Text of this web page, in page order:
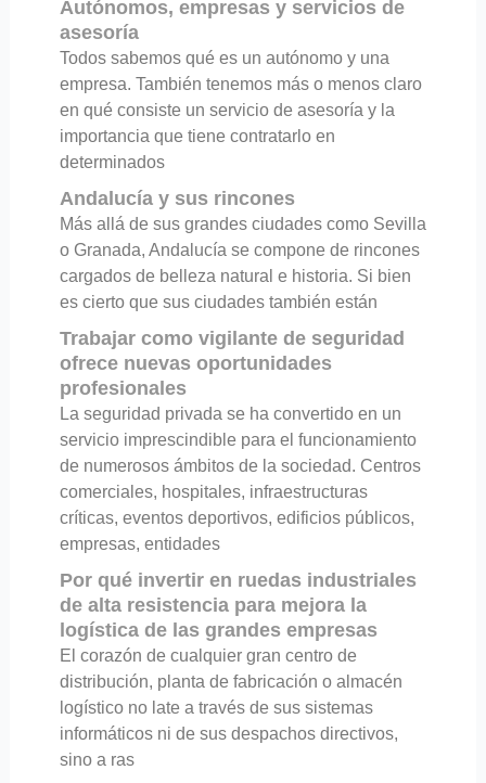
Autónomos, empresas y servicios de
asesoría
Todos sabemos qué es un autónomo y una
empresa. También tenemos más o menos claro
en qué consiste un servicio de asesoría y la
importancia que tiene contratarlo en
determinados
Andalucía y sus rincones
Más allá de sus grandes ciudades como Sevilla
o Granada, Andalucía se compone de rincones
cargados de belleza natural e historia. Si bien
es cierto que sus ciudades también están
Trabajar como vigilante de seguridad
ofrece nuevas oportunidades
profesionales
La seguridad privada se ha convertido en un
servicio imprescindible para el funcionamiento
de numerosos ámbitos de la sociedad. Centros
comerciales, hospitales, infraestructuras
críticas, eventos deportivos, edificios públicos,
empresas, entidades
Por qué invertir en ruedas industriales
de alta resistencia para mejora la
logística de las grandes empresas
El corazón de cualquier gran centro de
distribución, planta de fabricación o almacén
logístico no late a través de sus sistemas
informáticos ni de sus despachos directivos,
sino a ras